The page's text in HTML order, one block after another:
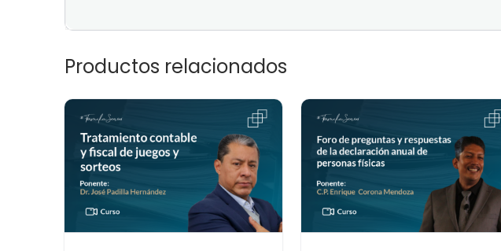
Productos relacionados